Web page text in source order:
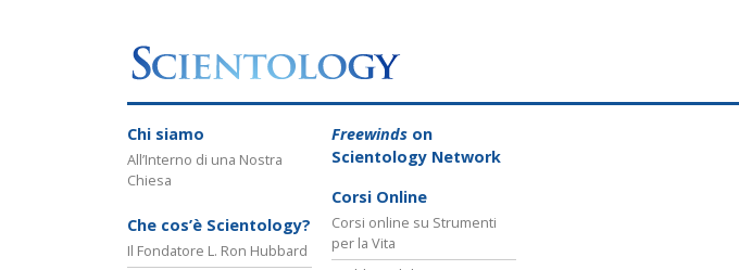
Chi siamo
All’Interno di una Nostra
Chiesa
Che cos’è Scientology?
Il Fondatore L. Ron Hubbard
Freewinds on
Scientology Network
Corsi Online
Corsi online su Strumenti
per la Vita